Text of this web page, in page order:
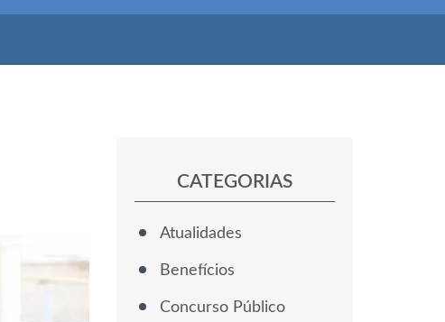
CATEGORIAS
Atualidades
Benefícios
Concurso Público